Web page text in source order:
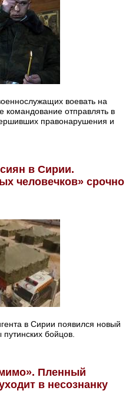
воевать на
командование отправлять в
правонарушения и
в Сирии.
человечков» срочно
в Сирии появился новый
бойцов.
Пленный
в несознанку